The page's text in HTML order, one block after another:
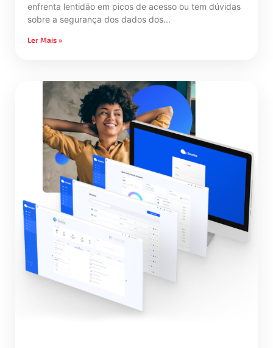
enfrenta lentidão em picos de acesso ou tem dúvidas
sobre a segurança dos dados dos
Ler Mais »